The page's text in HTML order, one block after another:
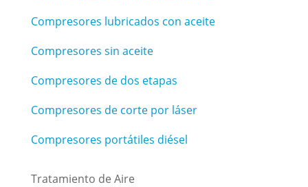
Compresores lubricados con aceite
Compresores sin aceite
Compresores de dos etapas
Compresores de corte por láser
Compresores portátiles diésel
Tratamiento de Aire